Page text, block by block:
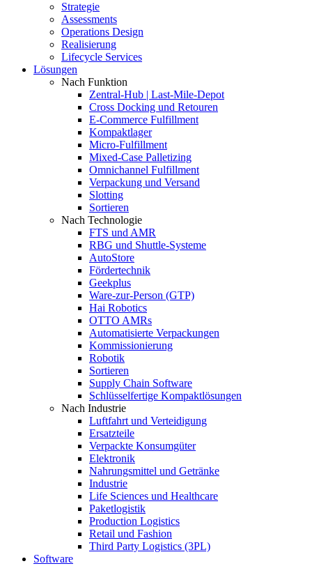
Strategie
Assessments
Operations Design
Realisierung
Lifecycle Services
Lösungen
Nach Funktion
Zentral-Hub | Last-Mile-Depot
Cross Docking und Retouren
E-Commerce Fulfillment
Kompaktlager
Micro-Fulfillment
Mixed-Case Palletizing
Omnichannel Fulfillment
Verpackung und Versand
Slotting
Sortieren
Nach Technologie
FTS und AMR
RBG und Shuttle-Systeme
AutoStore
Fördertechnik
Geekplus
Ware-zur-Person (GTP)
Hai Robotics
OTTO AMRs
Automatisierte Verpackungen
Kommissionierung
Robotik
Sortieren
Supply Chain Software
Schlüsselfertige Kompaktlösungen
Nach Industrie
Luftfahrt und Verteidigung
Ersatzteile
Verpackte Konsumgüter
Elektronik
Nahrungsmittel und Getränke
Industrie
Life Sciences und Healthcare
Paketlogistik
Production Logistics
Retail und Fashion
Third Party Logistics (3PL)
Software